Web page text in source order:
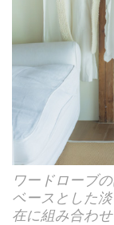
ワードローブ
ベースとした
在に組み合わ